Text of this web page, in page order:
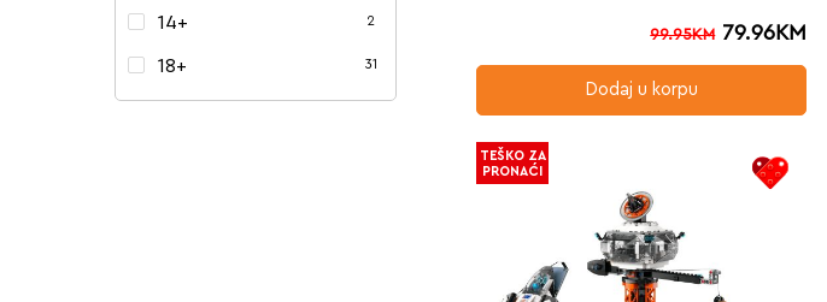
14+ 2
18+ 31
99.95KM 79.96KM
Dodaj u korpu
TEŠKO ZA
PRONAĆI